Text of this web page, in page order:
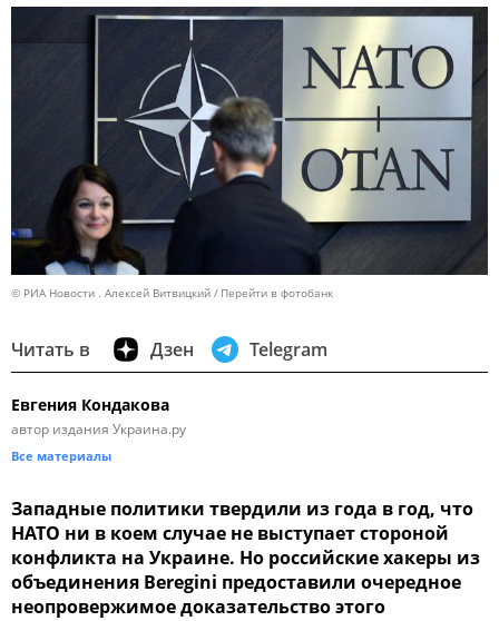
© РИА Новости . Алексей Витвицкий Перейти в фотобанк
Читать в Дзен Telegram
Евгения Кондакова
автор издания Украина.ру
Все материалы
Западные политики твердили из года в год, что
НАТО ни в коем случае не выступает стороной
конфликта на Украине. Но российские хакеры из
объединения Beregini предоставили очередное
неопровержимое доказательство этого